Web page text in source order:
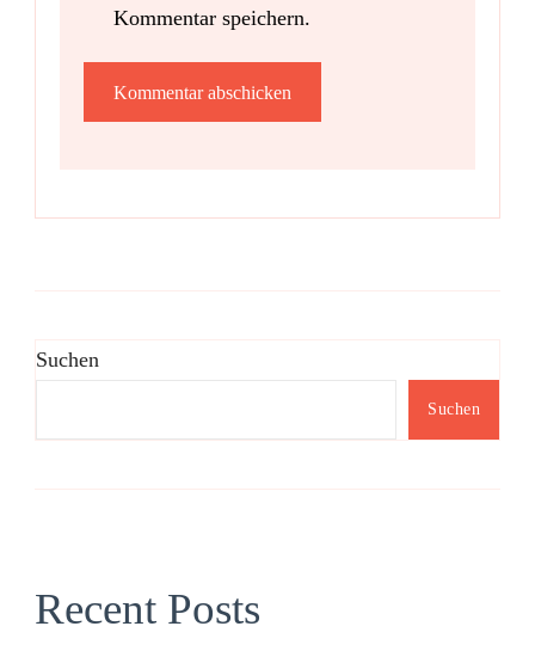
Kommentar speichern.
Suchen
Suchen
Recent Posts